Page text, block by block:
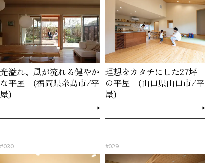
光溢れ、風が流れる健やか
な平屋 (福岡県糸島市/平
屋)
→
理想をカタチにした27坪
の平屋 (山口県山口市/平
屋)
→
#030 #029